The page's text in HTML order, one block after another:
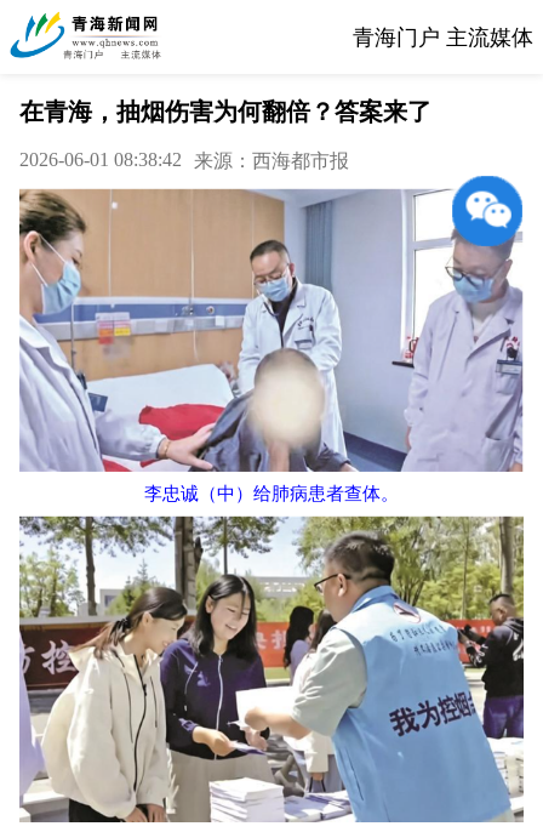
青海门户 主流媒体
在青海，抽烟伤害为何翻倍？答案来了
2026-06-01 08:38:42 来源：西海都市报
李忠诚（中）给肺病患者查体。